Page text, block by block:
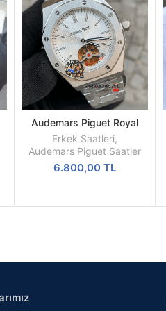
SEPETE
EKLE
Audemars Piguet Royal
Oak Beyaz Kadran 44mm
Türbillon Replika Erkek Kol
Saati
Erkek Saatleri,
Audemars Piguet Saatler
6.800,00TL